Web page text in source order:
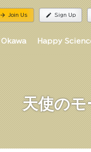
arrow_forward Join Us edit Sign Up
Happy
天使の